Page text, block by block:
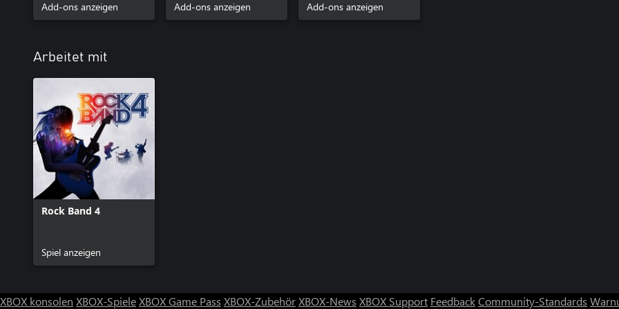
Add-ons anzeigen Add-ons anzeigen Add-ons anzeigen
Arbeitet mit
Rock Band 4
Spiel anzeigen
XBOX konsolen XBOX-SpieleXBOX Game Pass XBOX-ZubehörXBOX-News XBOX Support FeedbackCommunity-Standards